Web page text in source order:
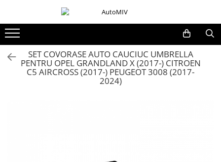
Oferta Saptamanii
Butoane
SET COVORASE AUTO CAUCIUC UMBRELLA
PENTRU OPEL GRANDLAND X (2017-) CITROEN
C5 AIRCROSS (2017-) PEUGEOT 3008 (2017-
2024)